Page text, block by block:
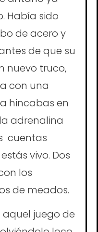
Había sido
de acero y
de que su
nuevo truco,
con una
hincabas en
adrenalina
cuentas
vivo. Dos
los
de meados.
aquel juego de